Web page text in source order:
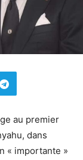
au premier
dans
« importante »